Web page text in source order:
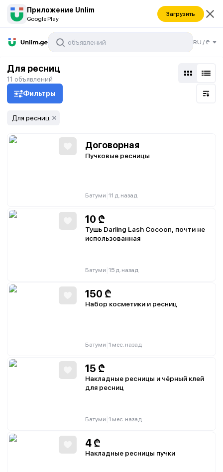
Приложение Unlim
Google Play
Загрузить
RU /₾
Для ресниц
11 объявлений
Фильтры
Для ресниц
Договорная
Пучковые ресницы
Батуми 11 д. назад
10 ₾
Тушь Darling Lash Cocoon, почти не
использованная
Батуми 15 д. назад
150 ₾
Набор косметики и ресниц
Батуми 1 мес. назад
15 ₾
Накладные ресницы и чёрный клей
для ресниц
Батуми 1 мес. назад
4 ₾
Накладные ресницы пучки